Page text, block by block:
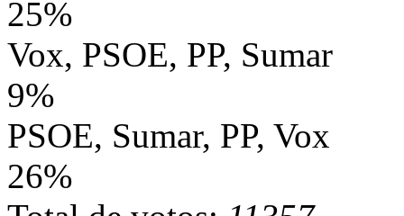
25%
Vox, PSOE, PP, Sumar
9%
PSOE, Sumar, PP, Vox
26%